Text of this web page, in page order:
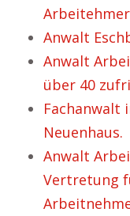
Anwalt
Anwalt
über 40
Fachanwalt
Neuenhaus.
Anwalt
Vertretung